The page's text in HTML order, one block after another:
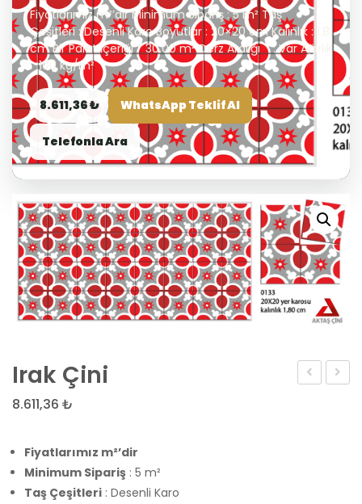
Fiyatlarımız m²’dir Minimum Sipariş : 5 m² Taş
Çeşitleri : Desenli Karo Boyutlar : 20×20 cm Kalınlık : 1.8
cm Bir Palet İçeriği * 30.00 m² Derz Aralığı : Var Ağırlık
: 100 kg/m²
8.611,36 ₺ WhatsApp Teklif Al
Telefonla Ara
Irak Çini
8.611,36 ₺
Fiyatlarımız m²’dir
Minimum Sipariş : 5 m²
Taş Çeşitleri : Desenli Karo